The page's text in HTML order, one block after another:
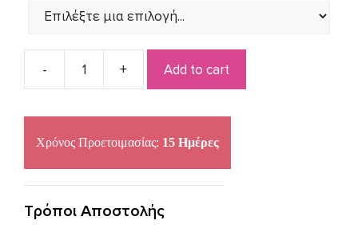
Μαρτυρικά
&
Co
Add to cart
Χρόνος Προετοιμασίας: 15 Ημέρες
Τρόποι Αποστολής